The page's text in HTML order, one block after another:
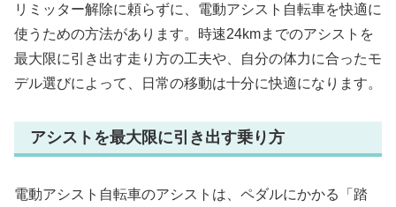
リミッター解除に頼らずに、電動アシスト自転車を快適に
使うための方法があります。時速24kmまでのアシストを
最大限に引き出す走り方の工夫や、自分の体力に合ったモ
デル選びによって、日常の移動は十分に快適になります。
アシストを最大限に引き出す乗り方
電動アシスト自転車のアシストは、ペダルにかかる「踏